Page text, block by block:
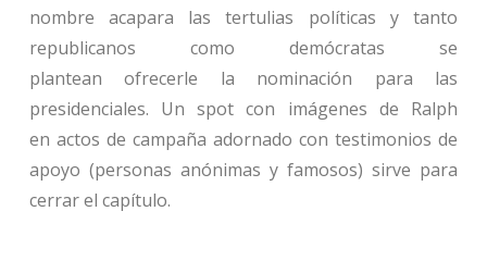
nombre acapara las tertulias políticas y tanto
republicanos como demócratas se
plantean ofrecerle la nominación para las
presidenciales. Un spot con imágenes de Ralph
en actos de campaña adornado con testimonios de
apoyo (personas anónimas y famosos) sirve para
cerrar el capítulo.